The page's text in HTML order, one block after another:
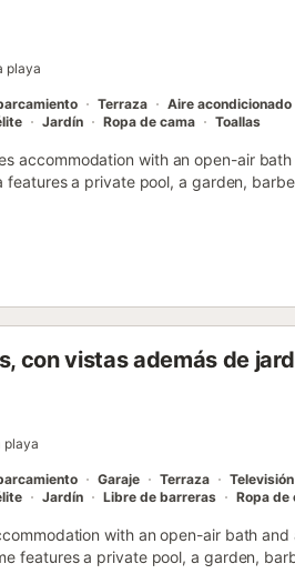
playa
Terraza Aire acondicionado
Jardín Ropa de cama Toallas
accommodation with an open-air
features a private pool, a garden,
con vistas además de
playa
Garaje Terraza
Televisión
Jardín Libre de barreras Ropa de
with an open-air bath
features a private pool, a garden,